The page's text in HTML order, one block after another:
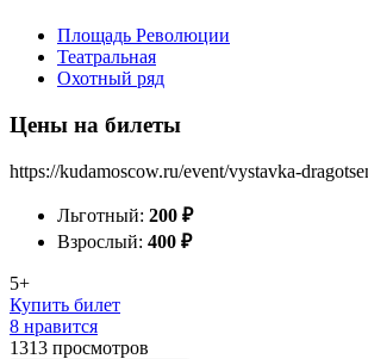
Площадь Революции
Театральная
Охотный ряд
Цены на билеты
https://kudamoscow.ru/event/vystavka-
Льготный: 200 ₽
Взрослый: 400 ₽
5+
Купить билет
8 нравится
1313 просмотров